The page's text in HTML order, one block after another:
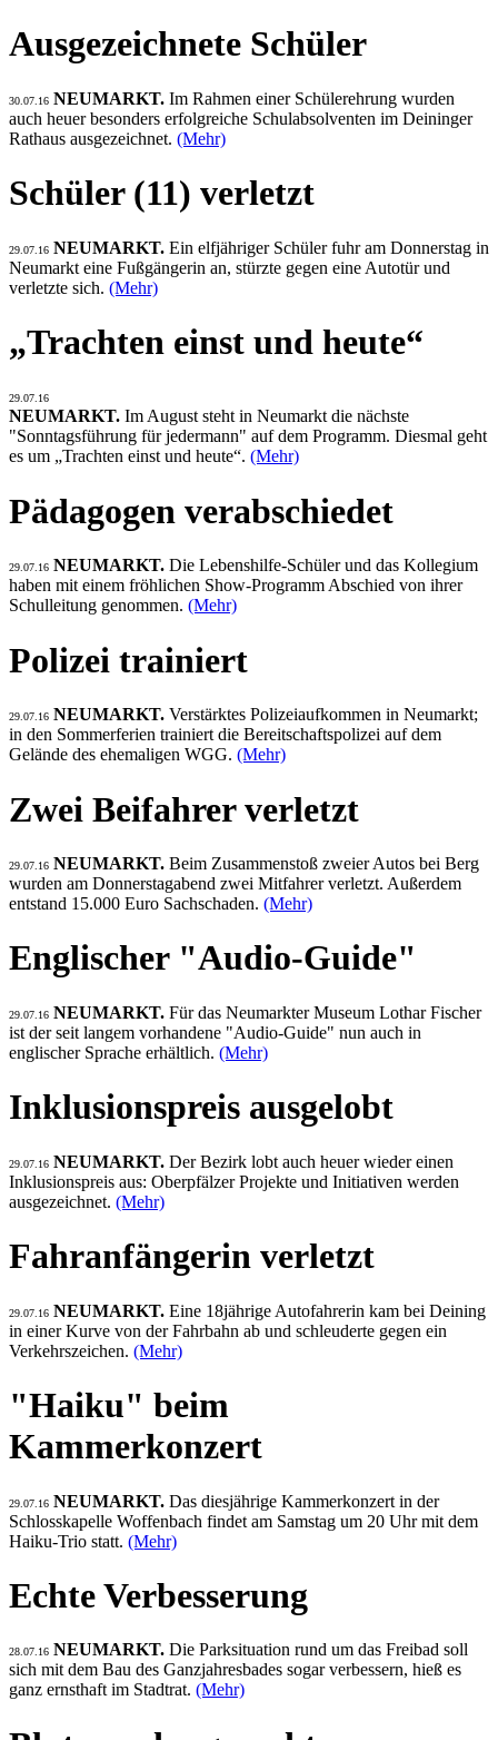
Ausgezeichnete Schüler
30.07.16 NEUMARKT. Im Rahmen einer Schülerehrung wurden
auch heuer besonders erfolgreiche Schulabsolventen im Deininger
Rathaus ausgezeichnet. (Mehr)
Schüler (11) verletzt
29.07.16 NEUMARKT. Ein elfjähriger Schüler fuhr am Donnerstag in
Neumarkt eine Fußgängerin an, stürzte gegen eine Autotür und
verletzte sich. (Mehr)
„Trachten einst und heute“
29.07.16
NEUMARKT. Im August steht in Neumarkt die nächste
"Sonntagsführung für jedermann" auf dem Programm. Diesmal geht
es um „Trachten einst und heute“. (Mehr)
Pädagogen verabschiedet
29.07.16 NEUMARKT. Die Lebenshilfe-Schüler und das Kollegium
haben mit einem fröhlichen Show-Programm Abschied von ihrer
Schulleitung genommen. (Mehr)
Polizei trainiert
29.07.16 NEUMARKT. Verstärktes Polizeiaufkommen in Neumarkt;
in den Sommerferien trainiert die Bereitschaftspolizei auf dem
Gelände des ehemaligen WGG. (Mehr)
Zwei Beifahrer verletzt
29.07.16 NEUMARKT. Beim Zusammenstoß zweier Autos bei Berg
wurden am Donnerstagabend zwei Mitfahrer verletzt. Außerdem
entstand 15.000 Euro Sachschaden. (Mehr)
Englischer "Audio-Guide"
29.07.16 NEUMARKT. Für das Neumarkter Museum Lothar Fischer
ist der seit langem vorhandene "Audio-Guide" nun auch in
englischer Sprache erhältlich. (Mehr)
Inklusionspreis ausgelobt
29.07.16 NEUMARKT. Der Bezirk lobt auch heuer wieder einen
Inklusionspreis aus: Oberpfälzer Projekte und Initiativen werden
ausgezeichnet. (Mehr)
Fahranfängerin verletzt
29.07.16 NEUMARKT. Eine 18jährige Autofahrerin kam bei Deining
in einer Kurve von der Fahrbahn ab und schleuderte gegen ein
Verkehrszeichen. (Mehr)
"Haiku" beim
Kammerkonzert
29.07.16 NEUMARKT. Das diesjährige Kammerkonzert in der
Schlosskapelle Woffenbach findet am Samstag um 20 Uhr mit dem
Haiku-Trio statt. (Mehr)
Echte Verbesserung
28.07.16 NEUMARKT. Die Parksituation rund um das Freibad soll
sich mit dem Bau des Ganzjahresbades sogar verbessern, hieß es
ganz ernsthaft im Stadtrat. (Mehr)